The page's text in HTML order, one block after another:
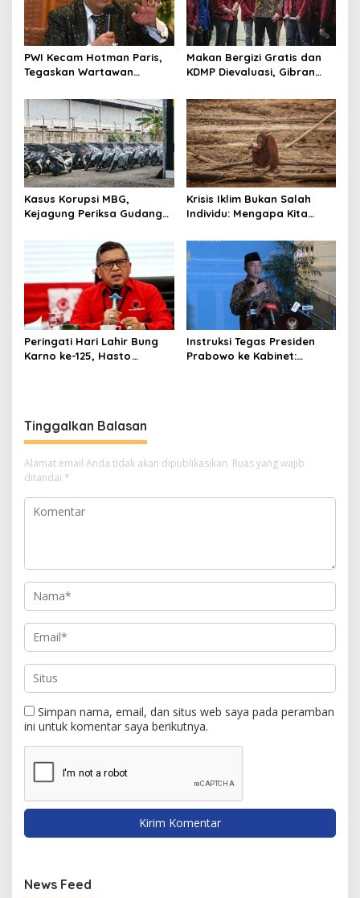
PWI Kecam Hotman Paris,
Tegaskan Wartawan
Makan Bergizi Gratis dan
KDMP Dievaluasi, Gibran
Diperbaiki
Kasus Korupsi MBG,
Kejagung Periksa Gudang
BGN
Krisis Iklim Bukan Salah
Individu: Mengapa Kita
“Tanggung Jawab
Pribadi”?
Peringati Hari Lahir Bung
Karno ke-125, Hasto
Instruksi Tegas Presiden
Prabowo ke Kabinet:
Tinggalkan Balasan
Alamat email Anda tidak akan dipublikasikan. Ruas yang wajib
ditandai *
Simpan nama, email, dan situs web saya pada peramban
ini untuk komentar saya berikutnya.
News Feed